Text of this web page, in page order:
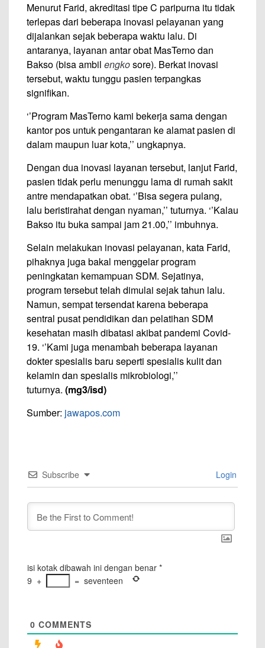
Menurut Farid, akreditasi tipe C paripurna itu tidak
terlepas dari beberapa inovasi pelayanan yang
dijalankan sejak beberapa waktu lalu. Di
antaranya, layanan antar obat MasTerno dan
Bakso (bisa ambil engkosore). Berkat inovasi
tersebut, waktu tunggu pasien terpangkas
signifikan.
‘’Program MasTerno kami bekerja sama dengan
kantor pos untuk pengantaran ke alamat pasien di
dalam maupun luar kota,’’ ungkapnya.
Dengan dua inovasi layanan tersebut, lanjut Farid,
pasien tidak perlu menunggu lama di rumah sakit
antre mendapatkan obat. ‘’Bisa segera pulang,
lalu beristirahat dengan nyaman,’’ tuturnya. ‘’Kalau
Bakso itu buka sampai jam 21.00,’’ imbuhnya.
Selain melakukan inovasi pelayanan, kata Farid,
pihaknya juga bakal menggelar program
peningkatan kemampuan SDM. Sejatinya,
program tersebut telah dimulai sejak tahun lalu.
Namun, sempat tersendat karena beberapa
sentral pusat pendidikan dan pelatihan SDM
kesehatan masih dibatasi akibat pandemi Covid-
19. ‘’Kami juga menambah beberapa layanan
dokter spesialis baru seperti spesialis kulit dan
kelamin dan spesialis mikrobiologi,’’
tuturnya. (mg3/isd)
Sumber: jawapos.com
Subscribe Login
isi kotak dibawah ini dengan benar *
9 + = seventeen
0 COMMENTS